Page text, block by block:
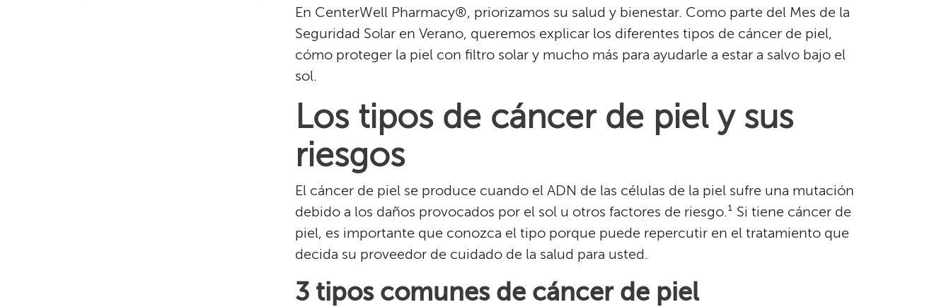
En CenterWell Pharmacy®, priorizamos su salud y bienestar. Como parte del Mes de la
Seguridad Solar en Verano, queremos explicar los diferentes tipos de cáncer de piel,
cómo proteger la piel con filtro solar y mucho más para ayudarle a estar a salvo bajo el
sol.​​
Los tipos de cáncer de piel y sus
riesgos​​
El cáncer de piel se produce cuando el ADN de las células de la piel sufre una mutación
debido a los daños provocados por el sol u otros factores de riesgo.¹ Si tiene cáncer de
piel, es importante que conozca el tipo porque puede repercutir en el tratamiento que
decida su proveedor de cuidado de la salud para usted.​​
3 tipos comunes de cáncer de piel​​